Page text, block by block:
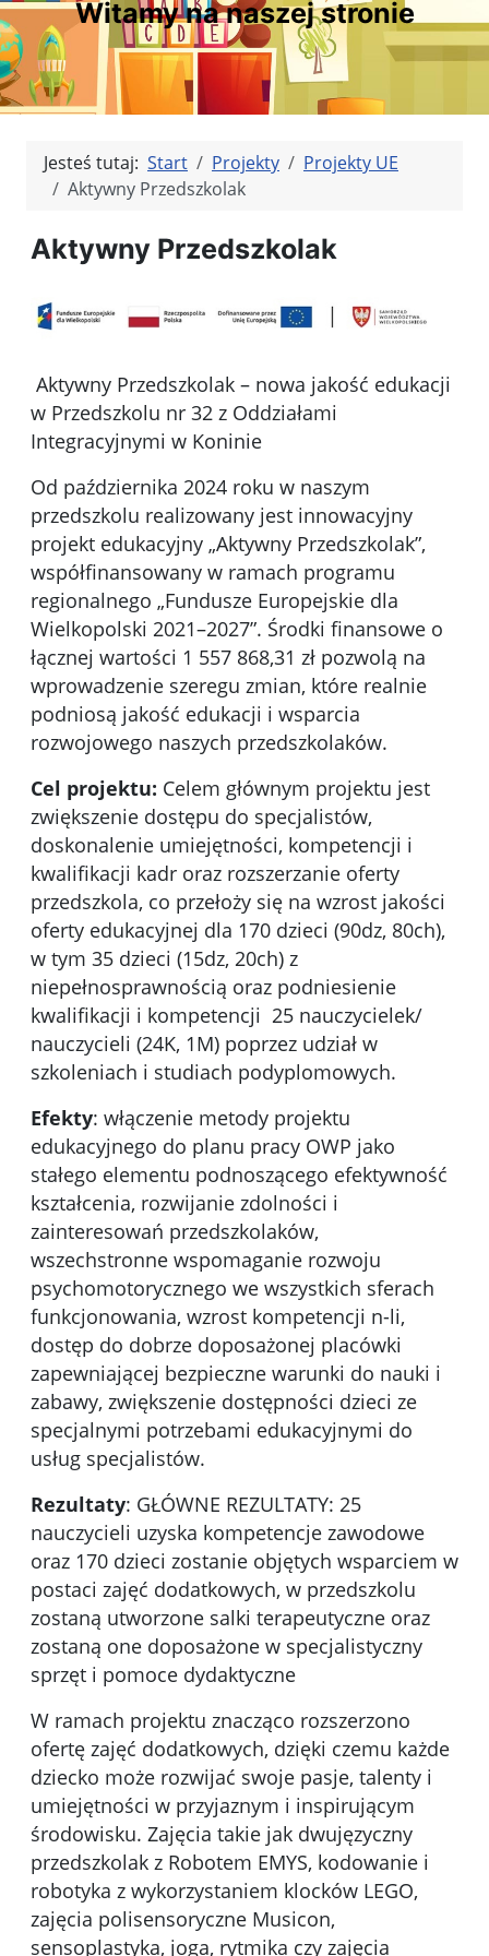
Witamy na naszej stronie
Jesteś tutaj: Start Projekty
Projekty UE
Aktywny Przedszkolak
Aktywny Przedszkolak
Aktywny Przedszkolak – nowa jakość edukacji
w Przedszkolu nr 32 z Oddziałami
Integracyjnymi w Koninie
Od października 2024 roku w naszym
przedszkolu realizowany jest innowacyjny
projekt edukacyjny „Aktywny Przedszkolak”,
współfinansowany w ramach programu
regionalnego „Fundusze Europejskie dla
Wielkopolski 2021–2027”. Środki finansowe o
łącznej wartości 1 557 868,31 zł pozwolą na
wprowadzenie szeregu zmian, które realnie
podniosą jakość edukacji i wsparcia
rozwojowego naszych przedszkolaków.
Cel projektu: Celem głównym projektu jest
zwiększenie dostępu do specjalistów,
doskonalenie umiejętności, kompetencji i
kwalifikacji kadr oraz rozszerzanie oferty
przedszkola, co przełoży się na wzrost jakości
oferty edukacyjnej dla 170 dzieci (90dz, 80ch),
w tym 35 dzieci (15dz, 20ch) z
niepełnosprawnością oraz podniesienie
kwalifikacji i kompetencji 25 nauczycielek/
nauczycieli (24K, 1M) poprzez udział w
szkoleniach i studiach podyplomowych.
Efekty: włączenie metody projektu
edukacyjnego do planu pracy OWP jako
stałego elementu podnoszącego efektywność
kształcenia, rozwijanie zdolności i
zainteresowań przedszkolaków,
wszechstronne wspomaganie rozwoju
psychomotorycznego we wszystkich sferach
funkcjonowania, wzrost kompetencji n-li,
dostęp do dobrze doposażonej placówki
zapewniającej bezpieczne warunki do nauki i
zabawy, zwiększenie dostępności dzieci ze
specjalnymi potrzebami edukacyjnymi do
usług specjalistów.
Rezultaty: GŁÓWNE REZULTATY: 25
nauczycieli uzyska kompetencje zawodowe
oraz 170 dzieci zostanie objętych wsparciem w
postaci zajęć dodatkowych, w przedszkolu
zostaną utworzone salki terapeutyczne oraz
zostaną one doposażone w specjalistyczny
sprzęt i pomoce dydaktyczne
W ramach projektu znacząco rozszerzono
ofertę zajęć dodatkowych, dzięki czemu każde
dziecko może rozwijać swoje pasje, talenty i
umiejętności w przyjaznym i inspirującym
środowisku. Zajęcia takie jak dwujęzyczny
przedszkolak z Robotem EMYS, kodowanie i
robotyka z wykorzystaniem klocków LEGO,
zajęcia polisensoryczne Musicon,
sensoplastyka, joga, rytmika czy zajęcia